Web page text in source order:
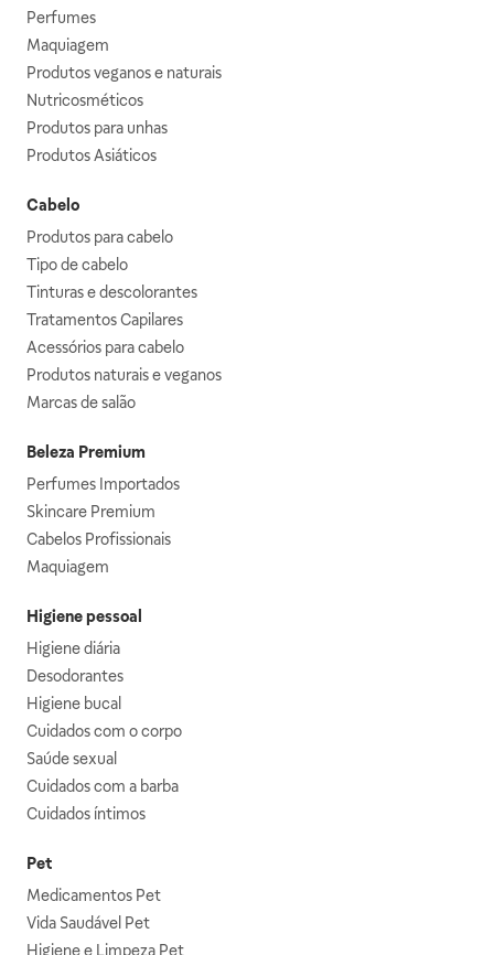
Perfumes
Maquiagem
Produtos veganos e naturais
Nutricosméticos
Produtos para unhas
Produtos Asiáticos
Cabelo
Produtos para cabelo
Tipo de cabelo
Tinturas e descolorantes
Tratamentos Capilares
Acessórios para cabelo
Produtos naturais e veganos
Marcas de salão
Beleza Premium
Perfumes Importados
Skincare Premium
Cabelos Profissionais
Maquiagem
Higiene pessoal
Higiene diária
Desodorantes
Higiene bucal
Cuidados com o corpo
Saúde sexual
Cuidados com a barba
Cuidados íntimos
Pet
Medicamentos Pet
Vida Saudável Pet
Higiene e Limpeza Pet